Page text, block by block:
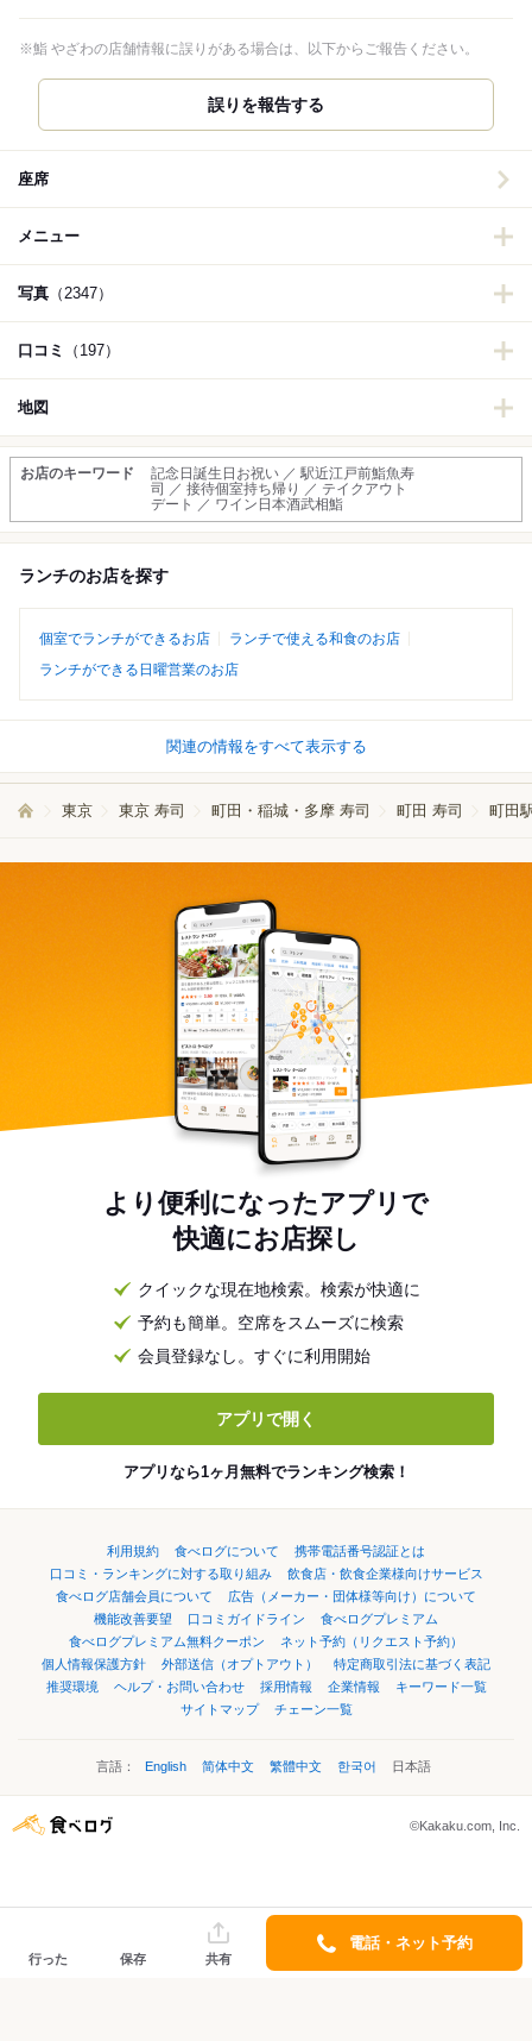
※鮨 やざわの店舗情報に誤りがある場合は、以下からご報告ください。
誤りを報告する
座席
メニュー
写真 （2347）
口コミ （197）
地図
お店のキーワード
記念日誕生日お祝い ／ 駅近江戸前鮨魚寿
司 ／ 接待個室持ち帰り ／ テイクアウト
デート ／ ワイン日本酒武相鮨
ランチのお店を探す
個室でランチができるお店
ランチで使える和食のお店
ランチができる日曜営業のお店
関連の情報をすべて表示する
東京 東京 寿司 町田・稲城・多摩 寿司 町田 寿司 町田
より便利になったアプリで
快適にお店探し
クイックな現在地検索。検索が快適に
予約も簡単。空席をスムーズに検索
会員登録なし。すぐに利用開始
アプリで開く
アプリなら1ヶ月無料でランキング検索！
利用規約 食べログについて
携帯電話番号認証とは
口コミ・ランキングに対する取り組み
飲食店・飲食企業様向けサービス
食べログ店舗会員について
広告（メーカー・団体様等向け）について
機能改善要望
口コミガイドライン
食べログプレミアム
食べログプレミアム無料クーポン
ネット予約（リクエスト予約）
個人情報保護方針
外部送信（オプトアウト）
特定商取引法に基づく表記
推奨環境
ヘルプ・お問い合わせ 採用情報 企業情報
キーワード一覧
サイトマップ
チェーン一覧
言語： English 简体中文 繁體中文 한국어 日本語
©Kakaku.com, Inc.
行った 保存 共有
電話・ネット予約